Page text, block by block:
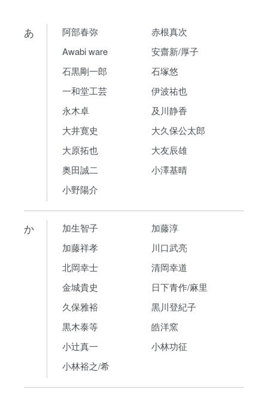
あ 阿部春弥
赤根真次
Awabi ware
安齋新/厚子
石黒剛一郎
石塚悠
一和堂工芸
伊波祐也
永木卓
及川静香
大井寛史
大久保公太郎
大原拓也
大友辰雄
奥田誠二
小澤基晴
小野陽介
か 加生智子
加藤淳
加藤祥孝
川口武亮
北岡幸士
清岡幸道
金城貴史
日下青作/麻里
久保雅裕
黒川登紀子
黒木泰等
皓洋窯
小辻真一
小林功征
小林裕之/希